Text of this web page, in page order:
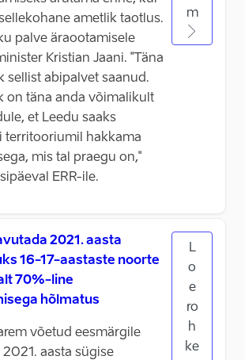
ametlik taotlus.
palve äraootamisele
Kristian Jaani. "Täna
sellist abipalvet saanud.
on täna anda võimalikult
et Leedu saaks
territooriumil hakkama
mis tal praegu on,"
ERR-ile.
m
2021. aasta
16-17-aastaste noorte
70%-line
hõlmatus
võetud eesmärgile
aasta sügise
L
o
e
ro
h
ke